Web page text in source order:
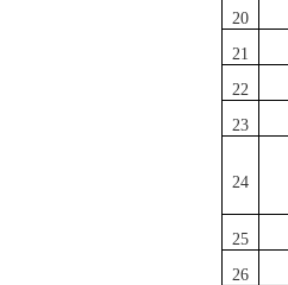
20
21
22
23
24
25
26